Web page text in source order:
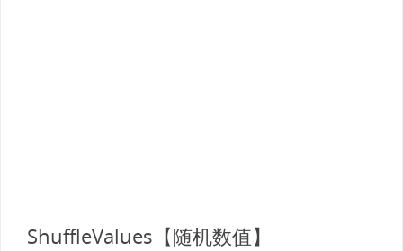
ShuffleValues【随机数值】